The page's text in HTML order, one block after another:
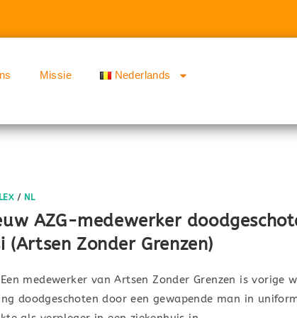
Missie Nederlands
/ NL
AZG-medewerker
(Artsen Zonder Grenzen)
medewerker van Artsen Zonder Grenzen is vorige
doodgeschoten door een gewapende man in